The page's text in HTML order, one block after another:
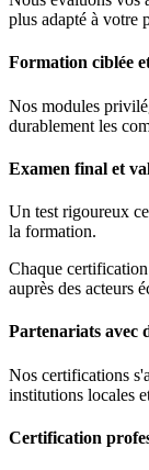
plus adapté à votre
Formation ciblée
Nos modules
durablement les
Examen final et
Un test rigoureux
la formation.
Chaque
auprès des acteurs
Partenariats avec
Nos certifications
institutions locales
Certification